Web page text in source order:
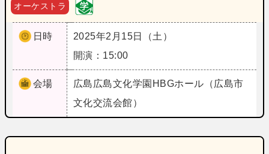
オーケストラ
日時
2025年2月15日（土）
開演：15:00
会場 広島 広島文化学園HBGホール（広島市
文化交流会館）